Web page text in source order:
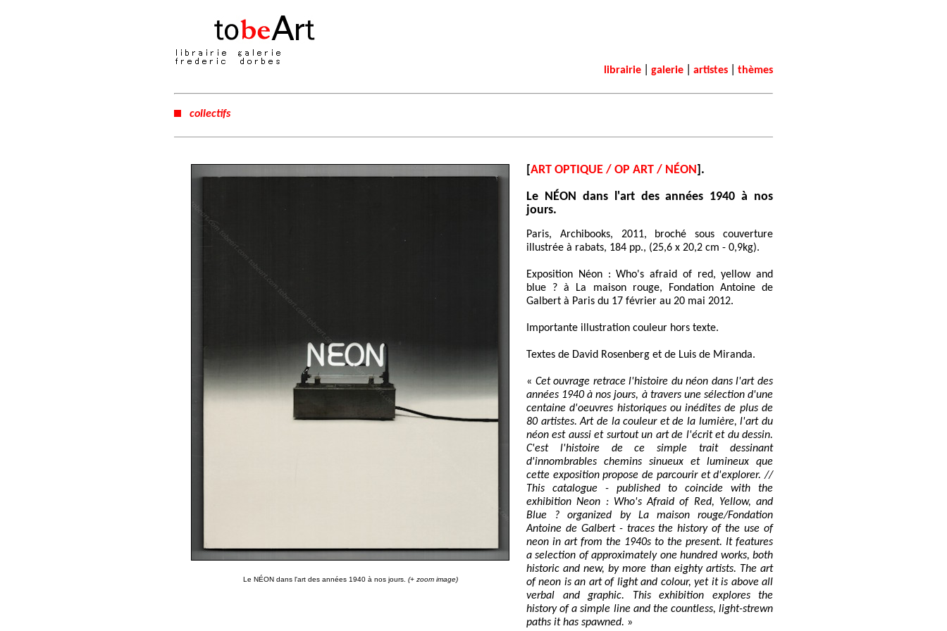
librairie galerie artistes thèmes
collectifs
Le NÉON dans l'art des années 1940 à nos jours. (+ zoom image)
[ART OPTIQUE / OP ART / NÉON].
Le NÉON dans l'art des années 1940 à nos
jours.
Paris, Archibooks, 2011, broché sous couverture
illustrée à rabats, 184 pp., (25,6 x 20,2 cm - 0,9kg).
Exposition Néon : Who's afraid of red, yellow and
blue ? à La maison rouge, Fondation Antoine de
Galbert à Paris du 17 février au 20 mai 2012.
Importante illustration couleur hors texte.
Textes de David Rosenberg et de Luis de Miranda.
« Cet ouvrage retrace l'histoire du néon dans l'art des
années 1940 à nos jours, à travers une sélection d'une
centaine d'oeuvres historiques ou inédites de plus de
80 artistes. Art de la couleur et de la lumière, l'art du
néon est aussi et surtout un art de l'écrit et du dessin.
C'est l'histoire de ce simple trait dessinant
d'innombrables chemins sinueux et lumineux que
cette exposition propose de parcourir et d'explorer. //
This catalogue - published to coincide with the
exhibition Neon : Who's Afraid of Red, Yellow, and
Blue ? organized by La maison rouge/Fondation
Antoine de Galbert - traces the history of the use of
neon in art from the 1940s to the present. It features
a selection of approximately one hundred works, both
historic and new, by more than eighty artists. The art
of neon is an art of light and colour, yet it is above all
verbal and graphic. This exhibition explores the
history of a simple line and the countless, light-strewn
paths it has spawned. »